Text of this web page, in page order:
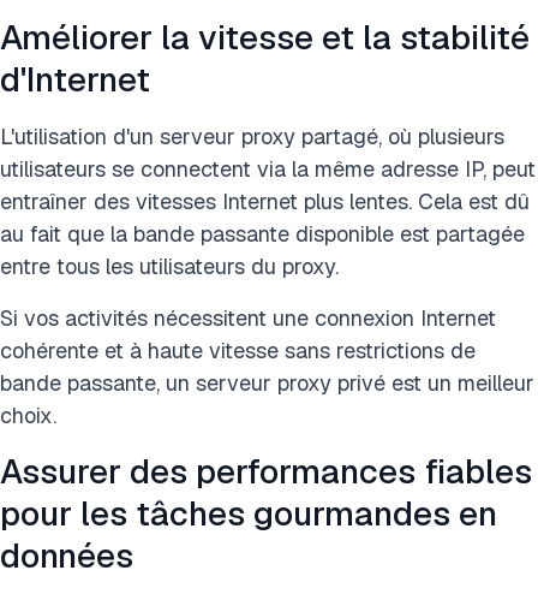
Améliorer la vitesse et la stabilité
d'Internet
L'utilisation d'un serveur proxy partagé, où plusieurs
utilisateurs se connectent via la même adresse IP, peut
entraîner des vitesses Internet plus lentes. Cela est dû
au fait que la bande passante disponible est partagée
entre tous les utilisateurs du proxy.
Si vos activités nécessitent une connexion Internet
cohérente et à haute vitesse sans restrictions de
bande passante, un serveur proxy privé est un meilleur
choix.
Assurer des performances fiables
pour les tâches gourmandes en
données